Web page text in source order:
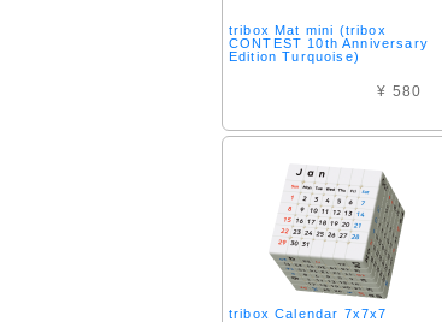
tribox Mat mini (tribox
CONTEST 10th Anniversary
Edition Turquoise)
¥ 580
tribox Calendar 7x7x7